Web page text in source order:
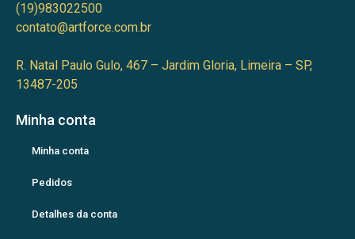
(19)983022500
contato@artforce.com.br
R. Natal Paulo Gulo, 467 – Jardim Gloria, Limeira – SP,
13487-205
Minha conta
Minha conta
Pedidos
Detalhes da conta